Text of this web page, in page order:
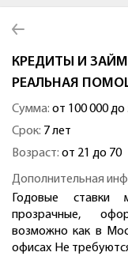
КРЕДИТЫ И
РЕАЛЬНАЯ
Сумма: от 100 000 до
Срок: 7 лет
Возраст: от 21 до 70
Дополнительная
Годовые ставки
прозрачные,
возможно как в
офисах Не